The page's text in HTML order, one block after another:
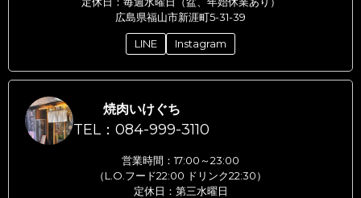
広島県福山市新涯町5-31-39
LINE Instagram
焼肉いけぐち
TEL：084-999-3110
営業時間：17:00～23:00
（L.O.フード22:00 ドリンク22:30）
定休日：第三水曜日